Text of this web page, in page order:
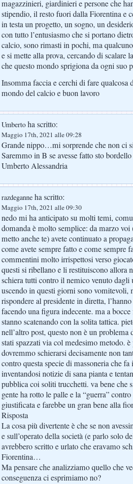
magazzinieri, giardinieri e persone che
stipendio, il resto fuori dalla Fiorentina e
in testa un progetto, un sogno, un
con tutto l’entusiasmo che si portano
calcio, sono rimasti in pochi, ma
e si mette alla prova, cercando di scalare
che questo mondo sprigiona da ogni suo
Insomma faccia e cerchi di fare qualcosa
mondo del calcio e buon lavoro
Umberto ha scritto:
Maggio 17th, 2021 alle 09:28
Grande nippo…mi sorprende che non
Saremmo in B se avesse fatto sto
Umberto Alessandria
razdeganne ha scritto:
Maggio 17th, 2021 alle 09:30
nedo mi ha anticipato su molti temi,
domanda è molto semplice: da marzo
metto anche te) avete continuato a
come avete sempre fatto e come sempre
commentini molto irrispettosi verso
questi si ribellano e li restituiscono allora
schiera tutti contro il nemico venuto dagli
uscendo in questi giorni sono vomitevoli,
rispondere al presidente in diretta,
facendo una figura indecente. ma a
stanno scatenando con la solita tattica.
nell’altro post, questo non è un
stati spazzati via col medesimo metodo.
dovremmo schierarsi decisamente non
contro questa specie di massoneria che
inventandosi notizie di sana pianta e
pubblica coi soliti trucchetti. va bene che
gente ha rotto le palle e la “guerra”
giustificata e farebbe un gran bene alla
Risposta
La cosa più divertente è che se non
e sull’operato della società (e parlo solo
avrebbero scritto e urlato che eravamo
Fiorentina…
Ma pensare che analizziamo quello che
conseguenza ci esprimiamo no?